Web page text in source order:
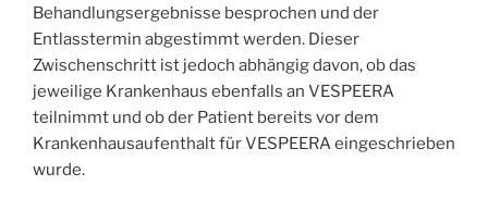
Behandlungsergebnisse besprochen und der
Entlasstermin abgestimmt werden. Dieser
Zwischenschritt ist jedoch abhängig davon, ob das
jeweilige Krankenhaus ebenfalls an VESPEERA
teilnimmt und ob der Patient bereits vor dem
Krankenhausaufenthalt für VESPEERA eingeschrieben
wurde.